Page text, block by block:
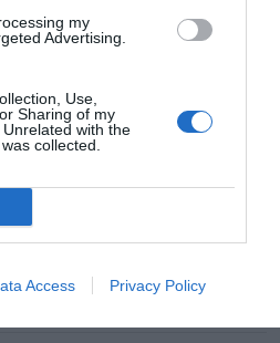
my
Advertising.
Use,
Sharing of my
with the
collected.
Access Privacy Policy
durante los meses más fríos,
podemos sufrirlas todo el año. El
todos los casos. El
mecanismo de transmisión de la
de las infecciones respiratorias
es a través de las gotas de saliva que
por contacto, como la
manual seguida de